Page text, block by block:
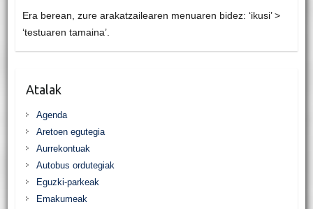
Era berean, zure arakatzailearen menuaren bidez: ‘ikusi’ >
‘testuaren tamaina’.
Atalak
Agenda
Aretoen egutegia
Aurrekontuak
Autobus ordutegiak
Eguzki-parkeak
Emakumeak